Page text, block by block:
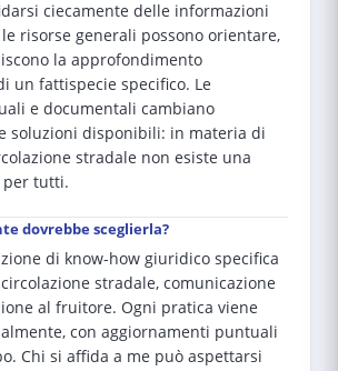
ciecamente delle informazioni
risorse generali possono orientare,
la approfondimento
un fattispecie specifico. Le
e documentali cambiano
soluzioni disponibili: in materia di
stradale non esiste una
per tutti.
dovrebbe sceglierla?
di know-how giuridico specifica
stradale, comunicazione
al fruitore. Ogni pratica viene
con aggiornamenti puntuali
Chi si affida a me può aspettarsi